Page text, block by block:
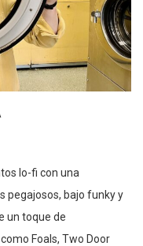
lo-fi con una
pegajosos, bajo funky y
un toque de
Foals, Two Door